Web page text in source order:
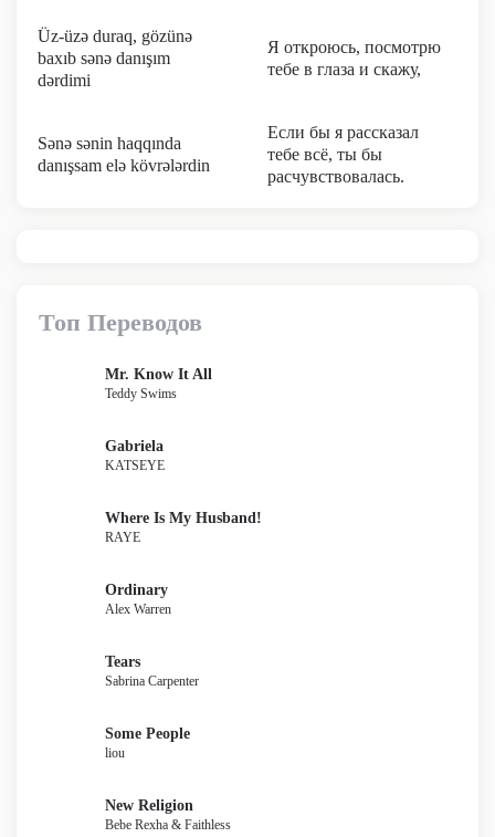
Üz-üzə duraq, gözünə
baxıb sənə danışım
dərdimi
Я откроюсь, посмотрю
тебе в глаза и скажу,
Sənə sənin haqqında
danışsam elə kövrələrdin
Если бы я рассказал
тебе всё, ты бы
расчувствовалась.
Топ Переводов
Mr. Know It All
Teddy Swims
Gabriela
KATSEYE
Where Is My Husband!
RAYE
Ordinary
Alex Warren
Tears
Sabrina Carpenter
Some People
liou
New Religion
Bebe Rexha & Faithless